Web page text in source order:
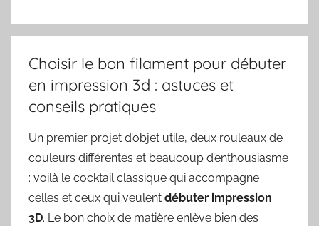
Choisir le bon filament pour débuter
en impression 3d : astuces et
conseils pratiques
Un premier projet d’objet utile, deux rouleaux de
couleurs différentes et beaucoup d’enthousiasme
: voilà le cocktail classique qui accompagne
celles et ceux qui veulent débuter impression
3D. Le bon choix de matière enlève bien des